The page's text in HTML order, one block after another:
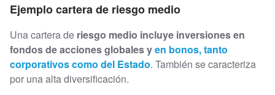
Ejemplo cartera de riesgo medio
Una cartera de riesgo medio incluye inversiones en
fondos de acciones globales yen bonos, tanto
corporativos como del Estado. También se caracteriza
por una alta diversificación.